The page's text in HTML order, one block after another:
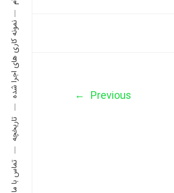
← Previous نمونه کاری های اجرا شده
تاریخچه
تماس با ما